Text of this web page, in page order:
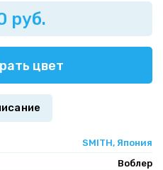
руб.
цвет
SMITH, Япония
Воблер